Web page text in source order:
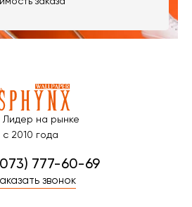
Лидер на рынке
с 2010 года
777-60-69
звонок